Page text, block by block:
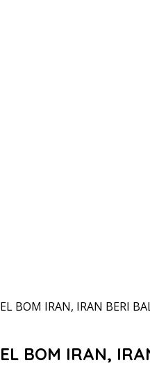
BOM IRAN, IRAN BERI
BOM IRAN,